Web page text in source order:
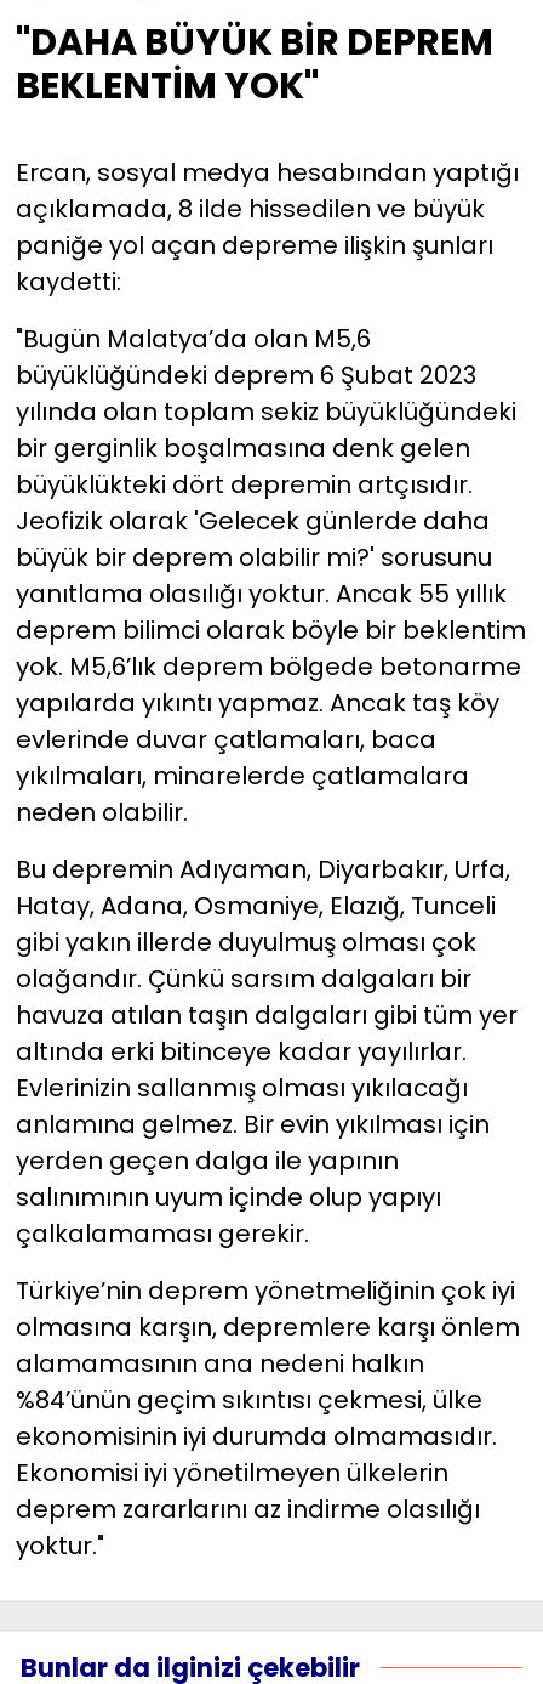
"DAHA BÜYÜK BİR DEPREM
BEKLENTİM YOK"
Ercan, sosyal medya hesabından yaptığı
açıklamada, 8 ilde hissedilen ve büyük
paniğe yol açan depreme ilişkin şunları
kaydetti:
"Bugün Malatya’da olan M5,6
büyüklüğündeki deprem 6 Şubat 2023
yılında olan toplam sekiz büyüklüğündeki
bir gerginlik boşalmasına denk gelen
büyüklükteki dört depremin artçısıdır.
Jeofizik olarak 'Gelecek günlerde daha
büyük bir deprem olabilir mi?' sorusunu
yanıtlama olasılığı yoktur. Ancak 55 yıllık
deprem bilimci olarak böyle bir beklentim
yok. M5,6’lık deprem bölgede betonarme
yapılarda yıkıntı yapmaz. Ancak taş köy
evlerinde duvar çatlamaları, baca
yıkılmaları, minarelerde çatlamalara
neden olabilir.
Bu depremin Adıyaman, Diyarbakır, Urfa,
Hatay, Adana, Osmaniye, Elazığ, Tunceli
gibi yakın illerde duyulmuş olması çok
olağandır. Çünkü sarsım dalgaları bir
havuza atılan taşın dalgaları gibi tüm yer
altında erki bitinceye kadar yayılırlar.
Evlerinizin sallanmış olması yıkılacağı
anlamına gelmez. Bir evin yıkılması için
yerden geçen dalga ile yapının
salınımının uyum içinde olup yapıyı
çalkalamaması gerekir.
Türkiye’nin deprem yönetmeliğinin çok iyi
olmasına karşın, depremlere karşı önlem
alamamasının ana nedeni halkın
%84’ünün geçim sıkıntısı çekmesi, ülke
ekonomisinin iyi durumda olmamasıdır.
Ekonomisi iyi yönetilmeyen ülkelerin
deprem zararlarını az indirme olasılığı
yoktur."
Bunlar da ilginizi çekebilir